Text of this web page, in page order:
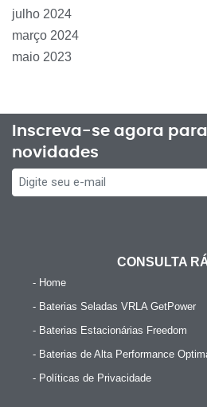
julho 2024
março 2024
maio 2023
Inscreva-se agora
novidades
CONSULTA
- Home
- Baterias Seladas VRLA GetPower
- Baterias Estacionárias Freedom
- Baterias de Alta Performance
- Políticas de Privacidade